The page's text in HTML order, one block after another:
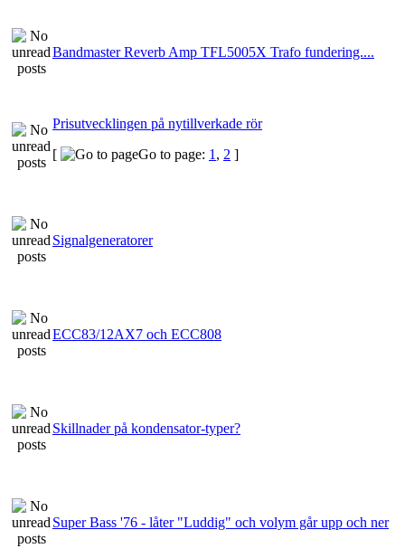
Bandmaster Reverb Amp TFL5005X Trafo fundering....
Prisutvecklingen på nytillverkade rör
[
Go to page: 1 , 2 ]
Signalgeneratorer
ECC83/12AX7 och ECC808
Skillnader på kondensator-typer?
Super Bass '76 - låter "Luddig" och volym går upp och ner